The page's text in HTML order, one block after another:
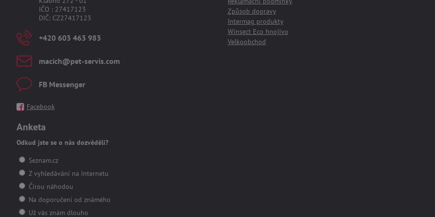
IČO : 27417123
DIČ: CZ27417123
+420 603 463 983
macich​@pet-servis​.com
FB Messenger
Facebook
Anketa
Odkud jste se o nás dozvěděli?
Seznam.cz
Z vyhledávání na internetu
Čirou náhodou
Na doporučení od známého
Už vás znám dlouho
Způsob dopravy
Intermag produkty
Winsect Eco hnojivo
Velkoobchod